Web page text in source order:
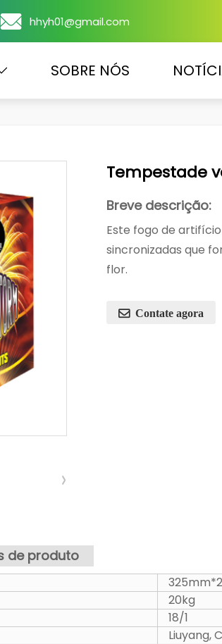
hhyh01@gmail.com
SOBRE NÓS
Tempestade
Breve descrição:
Este fogo de
sincronizadas que
flor.
Contate agora
de produto
20kg
18/1
Liuyang,